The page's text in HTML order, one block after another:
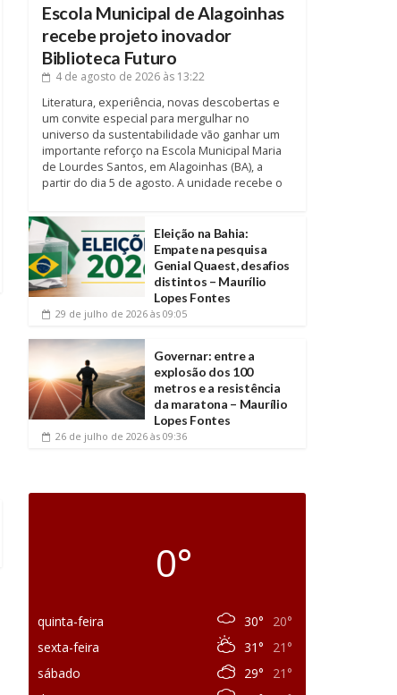
Escola Municipal de Alagoinhas
recebe projeto inovador
Biblioteca Futuro
4 de agosto de 2026 às 13:22
Literatura, experiência, novas descobertas e
um convite especial para mergulhar no
universo da sustentabilidade vão ganhar um
importante reforço na Escola Municipal Maria
de Lourdes Santos, em Alagoinhas (BA), a
partir do dia 5 de agosto. A unidade recebe o
Eleição na Bahia:
Empate na pesquisa
Genial Quaest, desafios
distintos – Maurílio
Lopes Fontes
29 de julho de 2026 às 09:05
Governar: entre a
explosão dos 100
metros e a resistência
da maratona – Maurílio
Lopes Fontes
26 de julho de 2026 às 09:36
0°
quinta-feira 30°
20°
sexta-feira
31°
21°
sábado
29°
21°